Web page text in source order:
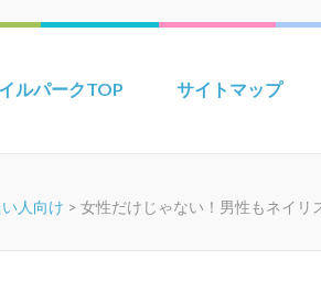
ルパークTOP サイトマップ
人向け > 女性だけじゃない！男性もネイリ